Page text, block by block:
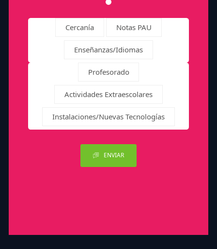
Cercanía Notas PAU
Enseñanzas/Idiomas
Profesorado
Actividades Extraescolares
Instalaciones/Nuevas Tecnologías
ENVIAR